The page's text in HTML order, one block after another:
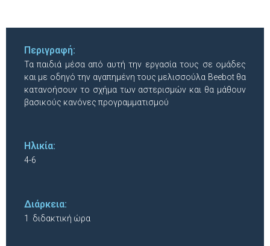
Περιγραφή:
Τα παιδιά μέσα από αυτή την εργασία τους σε ομάδες
και με οδηγό την αγαπημένη τους μελισσούλα Beebot θα
κατανοήσουν το σχήμα των αστερισμών και θα μάθουν
βασικούς κανόνες προγραμματισμού
Ηλικία:
4-6
Διάρκεια:
1 διδακτική ώρα